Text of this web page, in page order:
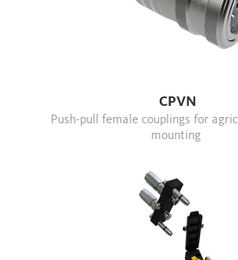
CPVN
Push-pull female couplings for agriculture, panel
mounting